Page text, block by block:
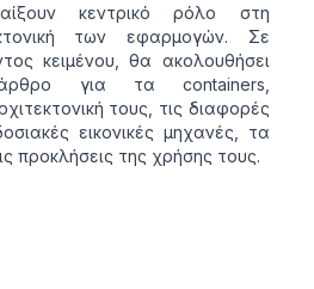
κεντρικό ρόλο στη
των εφαρμογών. Σε
κειμένου, θα ακολουθήσει
για τα containers,
τους, τις διαφορές
εικονικές μηχανές, τα
προκλήσεις της χρήσης τους.